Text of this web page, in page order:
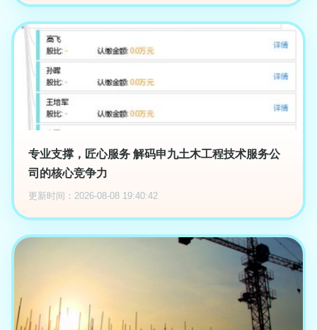
专业支撑，匠心服务 解码申九土木工程技术服务公
司的核心竞争力
更新时间：2026-08-08 19:40:42